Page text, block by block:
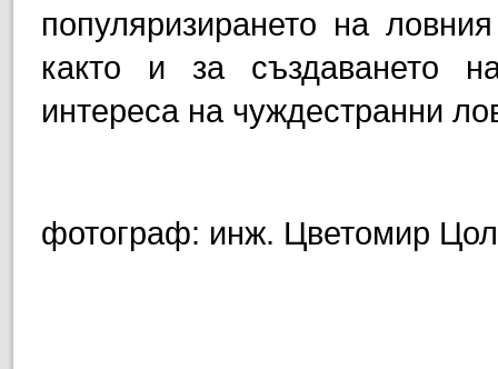
популяризирането на
както и за създаването
интереса на чуждестранни
фотограф: инж. Цветомир